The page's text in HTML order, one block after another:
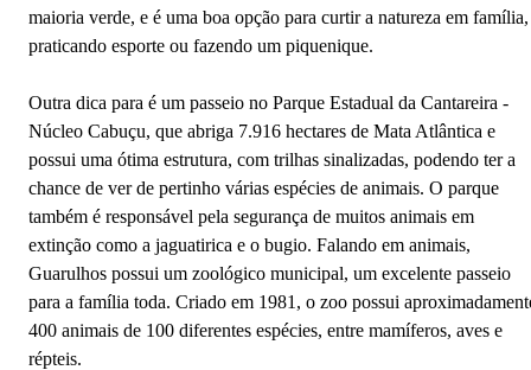
maioria verde, e é uma boa opção para curtir a natureza em família,
praticando esporte ou fazendo um piquenique.
Outra dica para é um passeio no Parque Estadual da Cantareira -
Núcleo Cabuçu, que abriga 7.916 hectares de Mata Atlântica e
possui uma ótima estrutura, com trilhas sinalizadas, podendo ter a
chance de ver de pertinho várias espécies de animais. O parque
também é responsável pela segurança de muitos animais em
extinção como a jaguatirica e o bugio. Falando em animais,
Guarulhos possui um zoológico municipal, um excelente passeio
para a família toda. Criado em 1981, o zoo possui
400 animais de 100 diferentes espécies, entre mamíferos, aves e
répteis.